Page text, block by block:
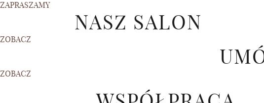
ZAPRASZAMY
NASZ SALON
ZOBACZ
ZOBACZ